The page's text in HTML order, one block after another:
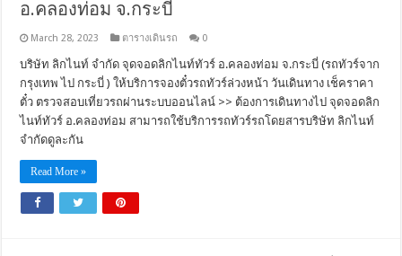
อ.คลองท่อม จ.กระบี่
March 28, 2023 ตารางเดินรถ 0
บริษัท ลิกไนท์ จำกัด จุดจอดลิกไนท์ทัวร์ อ.คลองท่อม จ.กระบี่ (รถทัวร์จาก
กรุงเทพ ไป กระบี่ ) ให้บริการจองตั๋วรถทัวร์ล่วงหน้า วันเดินทาง เช็คราคา
ตั๋ว ตรวจสอบเที่ยวรถผ่านระบบออนไลน์ >> ต้องการเดินทางไป จุดจอดลิก
ไนท์ทัวร์ อ.คลองท่อม สามารถใช้บริการรถทัวร์รถโดยสารบริษัท ลิกไนท์
จำกัดดูละกัน
Read More »